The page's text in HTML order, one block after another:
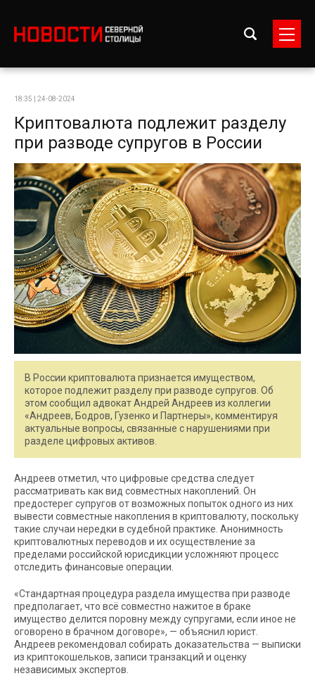
18:35 | 24-08-2024
Криптовалюта подлежит разделу
при разводе супругов в России
В России криптовалюта признается имуществом,
которое подлежит разделу при разводе супругов. Об
этом сообщил адвокат Андрей Андреев из коллегии
«Андреев, Бодров, Гузенко и Партнеры», комментируя
актуальные вопросы, связанные с нарушениями при
разделе цифровых активов.
Андреев отметил, что цифровые средства следует
рассматривать как вид совместных накоплений. Он
предостерег супругов от возможных попыток одного из них
вывести совместные накопления в криптовалюту, поскольку
такие случаи нередки в судебной практике. Анонимность
криптовалютных переводов и их осуществление за
пределами российской юрисдикции усложняют процесс
отследить финансовые операции.
«Стандартная процедура раздела имущества при разводе
предполагает, что всё совместно нажитое в браке
имущество делится поровну между супругами, если иное не
оговорено в брачном договоре», — объяснил юрист.
Андреев рекомендовал собирать доказательства — выписки
из криптокошельков, записи транзакций и оценку
независимых экспертов.